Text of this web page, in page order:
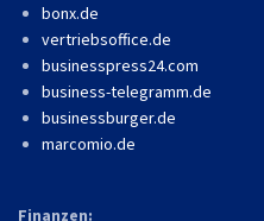
bonx.de
vertriebsoffice.de
businesspress24.com
business-telegramm.de
businessburger.de
marcomio.de
Finanzen: